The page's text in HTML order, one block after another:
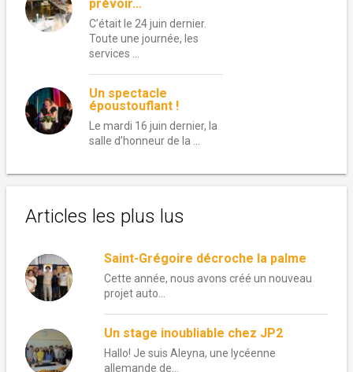
prévoir…
C’était le 24 juin dernier.
Toute une journée, les
services …
Un spectacle
époustouflant !
Le mardi 16 juin dernier, la
salle d’honneur de la …
Articles les plus lus
Saint-Grégoire décroche la palme
Cette année, nous avons créé un nouveau
projet auto...
Un stage inoubliable chez JP2
Hallo! Je suis Aleyna, une lycéenne
allemande de...